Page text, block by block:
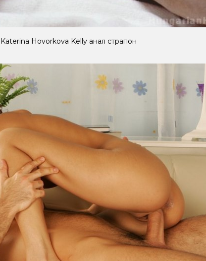
Katerina Hovorkova Kelly анал страпон